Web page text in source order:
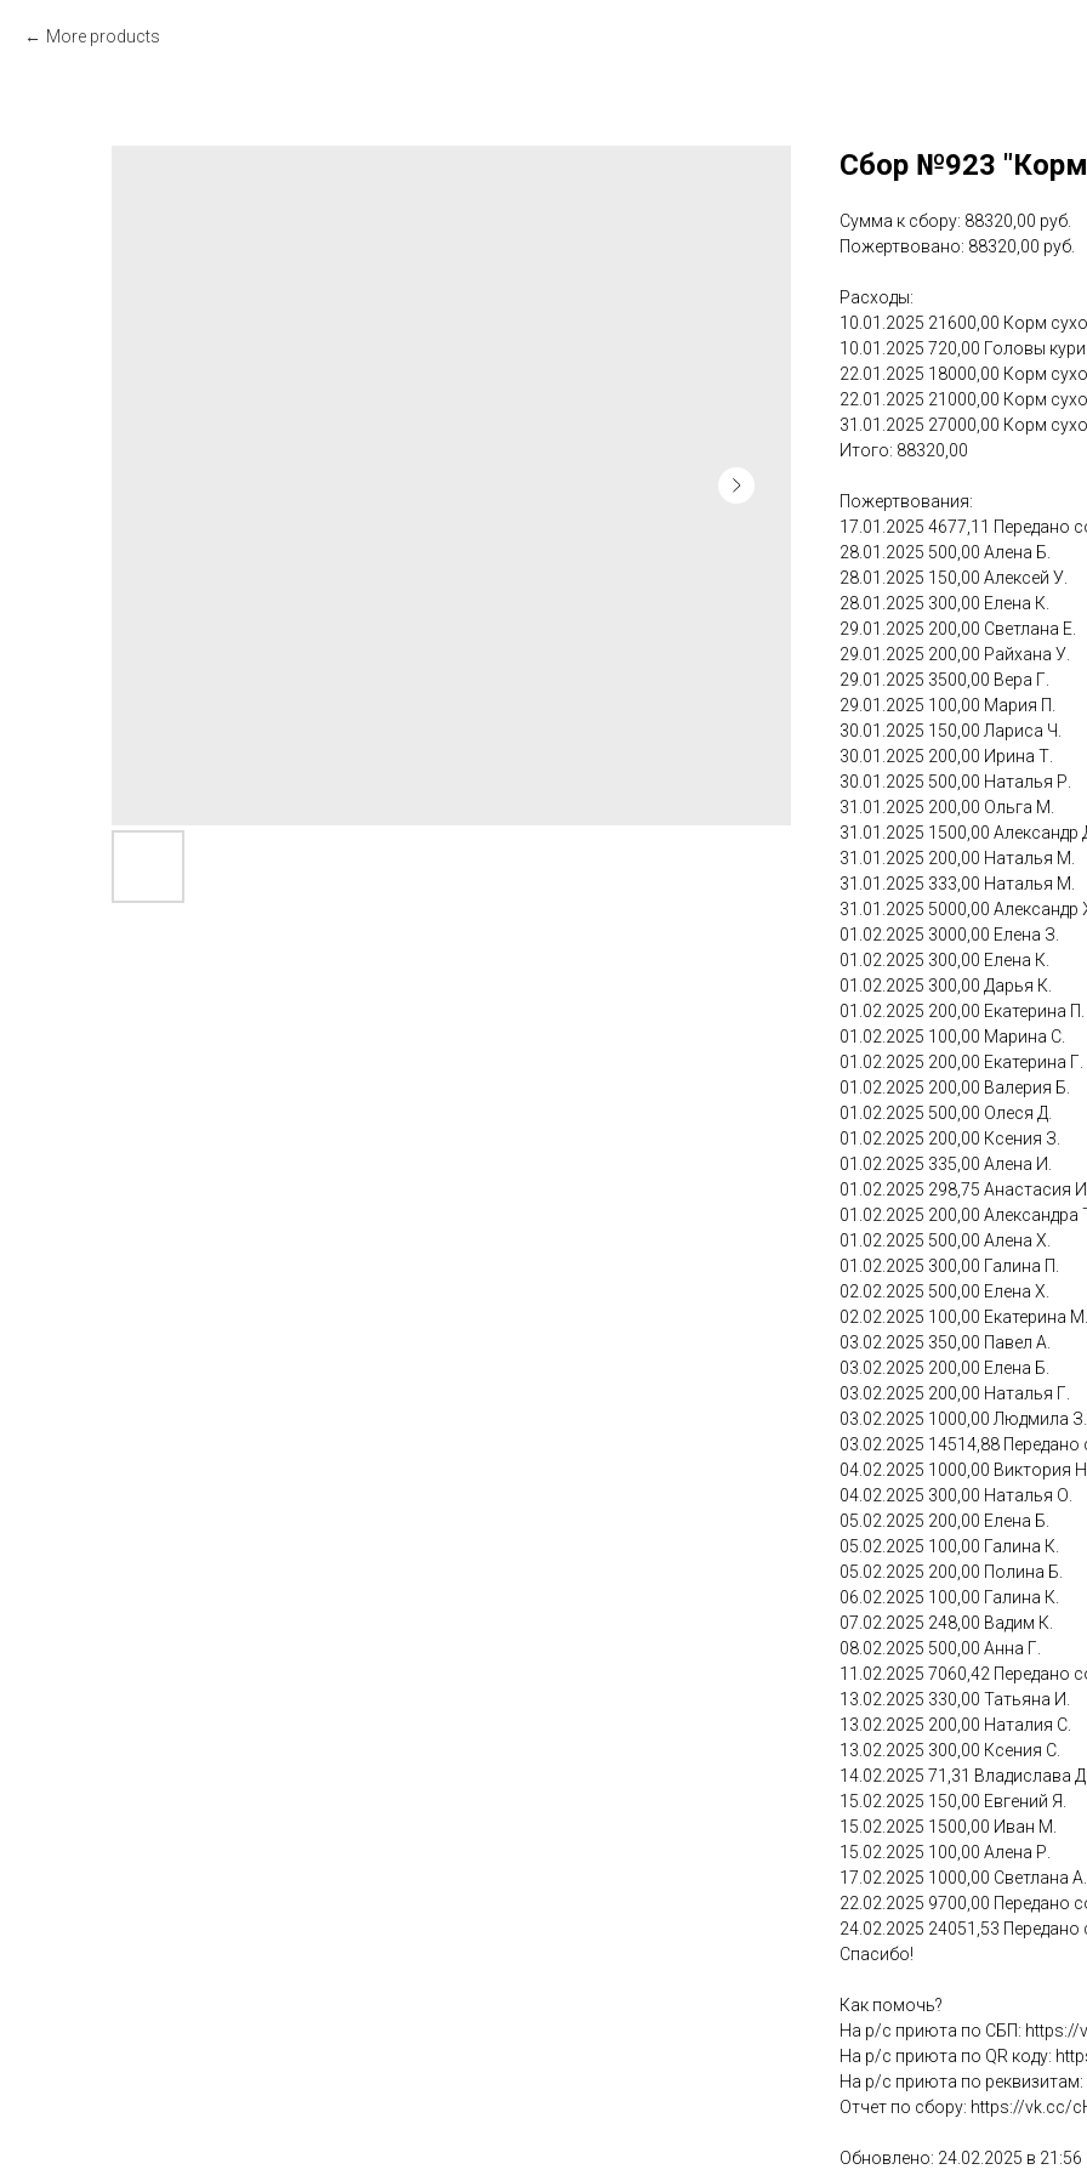
More products
Сбор №923
Сумма к сбору: 88320,00 руб.
Пожертвовано: 88320,00 руб.
Расходы:
10.01.2025 21600,00 Корм
10.01.2025 720,00 Головы
22.01.2025 18000,00 Корм
22.01.2025 21000,00 Корм
31.01.2025 27000,00 Корм
Итого: 88320,00
Пожертвования:
17.01.2025 4677,11 Передано
28.01.2025 500,00 Алена Б.
28.01.2025 150,00 Алексей У.
28.01.2025 300,00 Елена К.
29.01.2025 200,00 Светлана Е.
29.01.2025 200,00 Райхана У.
29.01.2025 3500,00 Вера Г.
29.01.2025 100,00 Мария П.
30.01.2025 150,00 Лариса Ч.
30.01.2025 200,00 Ирина Т.
30.01.2025 500,00 Наталья Р.
31.01.2025 200,00 Ольга М.
31.01.2025 1500,00 Александр
31.01.2025 200,00 Наталья М.
31.01.2025 333,00 Наталья М.
31.01.2025 5000,00 Александр
01.02.2025 3000,00 Елена З.
01.02.2025 300,00 Елена К.
01.02.2025 300,00 Дарья К.
01.02.2025 200,00 Екатерина П.
01.02.2025 100,00 Марина С.
01.02.2025 200,00 Екатерина Г.
01.02.2025 200,00 Валерия Б.
01.02.2025 500,00 Олеся Д.
01.02.2025 200,00 Ксения З.
01.02.2025 335,00 Алена И.
01.02.2025 298,75 Анастасия И.
01.02.2025 200,00 Александра
01.02.2025 500,00 Алена Х.
01.02.2025 300,00 Галина П.
02.02.2025 500,00 Елена Х.
02.02.2025 100,00 Екатерина М.
03.02.2025 350,00 Павел А.
03.02.2025 200,00 Елена Б.
03.02.2025 200,00 Наталья Г.
03.02.2025 1000,00 Людмила З.
03.02.2025 14514,88
04.02.2025 1000,00 Виктория Н.
04.02.2025 300,00 Наталья О.
05.02.2025 200,00 Елена Б.
05.02.2025 100,00 Галина К.
05.02.2025 200,00 Полина Б.
06.02.2025 100,00 Галина К.
07.02.2025 248,00 Вадим К.
08.02.2025 500,00 Анна Г.
11.02.2025 7060,42 Передано
13.02.2025 330,00 Татьяна И.
13.02.2025 200,00 Наталия С.
13.02.2025 300,00 Ксения С.
14.02.2025 71,31 Владислава Д.
15.02.2025 150,00 Евгений Я.
15.02.2025 1500,00 Иван М.
15.02.2025 100,00 Алена Р.
17.02.2025 1000,00 Светлана А.
22.02.2025 9700,00 Передано
24.02.2025 24051,53
Спасибо!
Как помочь?
На р/с приюта по СБП: https://
На р/с приюта по QR коду:
На р/с приюта по
Отчет по сбору: https://vk.cc/
Обновлено: 24.02.2025 в 21:56